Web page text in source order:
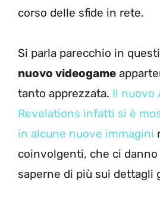
corso delle sfide in rete.
Si parla parecchio in
nuovo videogame
tanto apprezzata. Il nuovo
Revelations infatti si è
in alcune nuove immagini
coinvolgenti, che ci
saperne di più sui dettagli